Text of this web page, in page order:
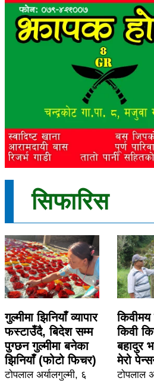
सिफारिस
गुल्मीमा झिनियाँ व्यापार
फस्टाउँदै, बिदेश सम्म
पुग्छन गुल्मीमा बनेका
झिनियाँ (फोटो फिचर)
टोपलाल अर्यालगुल्मी, ६
किवीमय
किवी
बहादुर
मेरो
टोपलाल